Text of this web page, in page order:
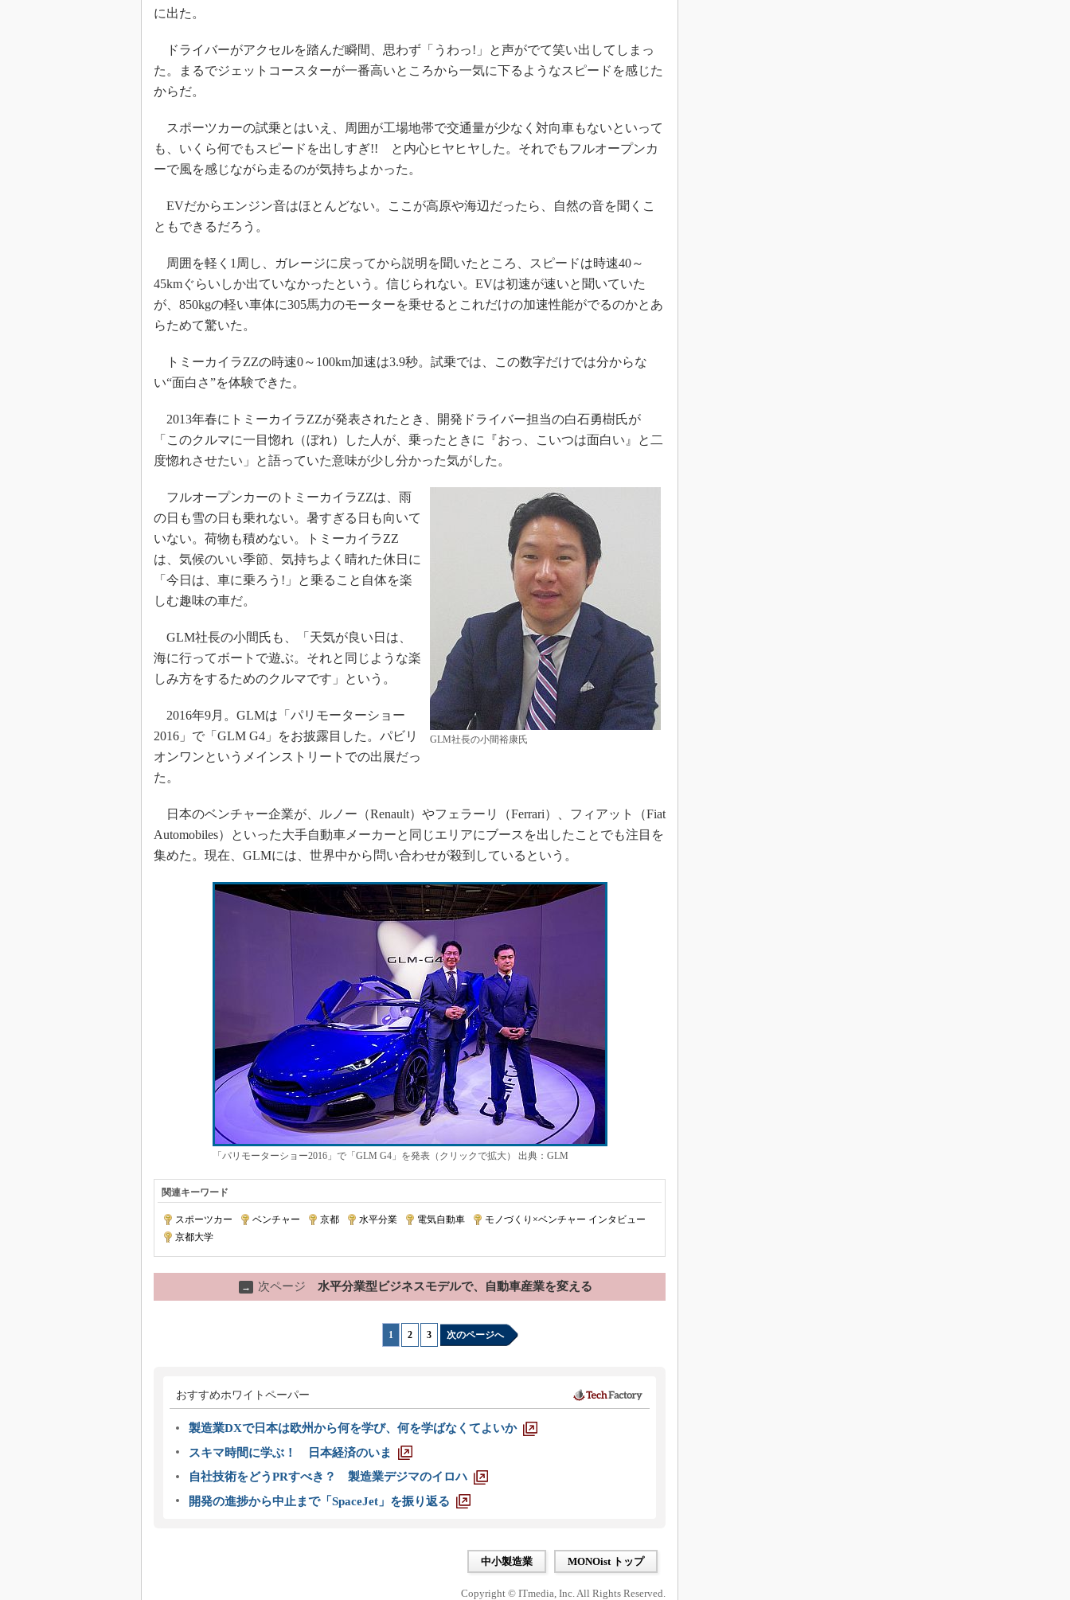
に出た。
ドライバーがアクセルを踏んだ瞬間、思わず「うわっ!」と声がでて笑い出してしまっ
た。まるでジェットコースターが一番高いところから一気に下るようなスピードを感じた
からだ。
スポーツカーの試乗とはいえ、周囲が工場地帯で交通量が少なく対向車もないといって
も、いくら何でもスピードを出しすぎ!! と内心ヒヤヒヤした。それでもフルオープンカ
ーで風を感じながら走るのが気持ちよかった。
EVだからエンジン音はほとんどない。ここが高原や海辺だったら、自然の音を聞くこ
ともできるだろう。
周囲を軽く1周し、ガレージに戻ってから説明を聞いたところ、スピードは時速40～
45kmぐらいしか出ていなかったという。信じられない。EVは初速が速いと聞いていた
が、850kgの軽い車体に305馬力のモーターを乗せるとこれだけの加速性能がでるのかとあ
らためて驚いた。
トミーカイラZZの時速0～100km加速は3.9秒。試乗では、この数字だけでは分からな
い“面白さ”を体験できた。
2013年春にトミーカイラZZが発表されたとき、開発ドライバー担当の白石勇樹氏が
「このクルマに一目惚れ（ぼれ）した人が、乗ったときに『おっ、こいつは面白い』と二
度惚れさせたい」と語っていた意味が少し分かった気がした。
GLM社長の小間裕康氏
フルオープンカーのトミーカイラZZは、雨
の日も雪の日も乗れない。暑すぎる日も向いて
いない。荷物も積めない。トミーカイラZZ
は、気候のいい季節、気持ちよく晴れた休日に
「今日は、車に乗ろう!」と乗ること自体を楽
しむ趣味の車だ。
GLM社長の小間氏も、「天気が良い日は、
海に行ってボートで遊ぶ。それと同じような楽
しみ方をするためのクルマです」という。
2016年9月。GLMは「パリモーターショー
2016」で「GLM G4」をお披露目した。パビリ
オンワンというメインストリートでの出展だっ
た。
日本のベンチャー企業が、ルノー（Renault）やフェラーリ（Ferrari）、フィアット（Fiat
Automobiles）といった大手自動車メーカーと同じエリアにブースを出したことでも注目を
集めた。現在、GLMには、世界中から問い合わせが殺到しているという。
「パリモーターショー2016」で「GLM G4」を発表（クリックで拡大） 出典：GLM
関連キーワード
スポーツカー ベンチャー 京都 水平分業 電気自動車 モノづくり×ベンチャー インタビュー
京都大学
→ 次ページ 水平分業型ビジネスモデルで、自動車産業を変える
1 2 3 次のページへ
おすすめホワイトペーパー
製造業DXで日本は欧州から何を学び、何を学ばなくてよいか
スキマ時間に学ぶ！ 日本経済のいま
自社技術をどうPRすべき？ 製造業デジマのイロハ
開発の進捗から中止まで「SpaceJet」を振り返る
中小製造業 MONOist トップ
Copyright © ITmedia, Inc. All Rights Reserved.